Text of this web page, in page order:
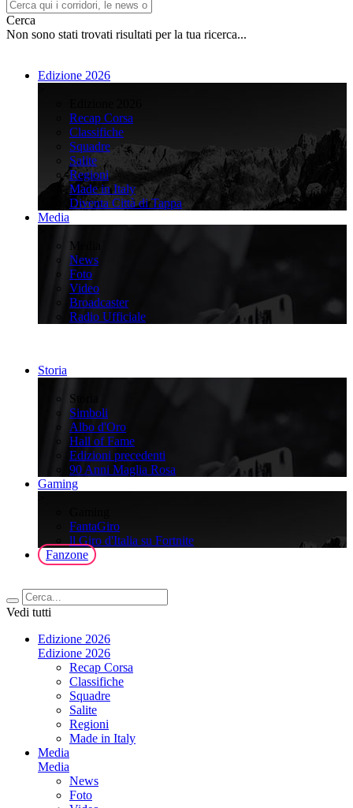
Cerca
Non sono stati trovati risultati per la tua ricerca...
Edizione 2026
Recap Corsa
Classifiche
Squadre
Salite
Regioni
Made in Italy
Diventa Città di Tappa
Media
Media
News
Foto
Video
Broadcaster
Radio Ufficiale
Storia
Storia
Simboli
Albo d'Oro
Hall of Fame
Edizioni precedenti
90 Anni Maglia Rosa
Gaming
FantaGiro
ll Giro d'Italia su Fortnite
Fanzone
Vedi tutti
Edizione 2026
Edizione 2026
Recap Corsa
Classifiche
Squadre
Salite
Regioni
Made in Italy
Media
Media
News
Foto